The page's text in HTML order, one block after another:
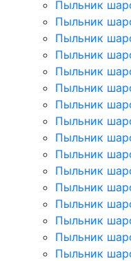
Пыльник
Пыльник
Пыльник
Пыльник
Пыльник
Пыльник
Пыльник
Пыльник
Пыльник
Пыльник
Пыльник
Пыльник
Пыльник
Пыльник
Пыльник
Пыльник